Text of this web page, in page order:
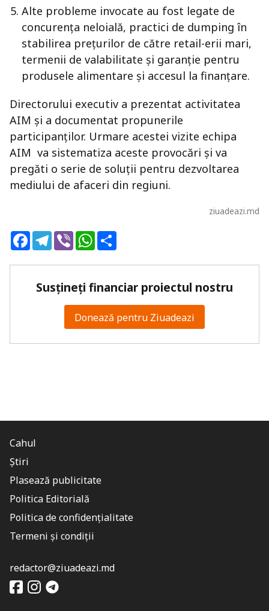
Alte probleme invocate au fost legate de
concurența neloială, practici de dumping în
stabilirea prețurilor de către retail-erii mari,
termenii de valabilitate și garanție pentru
produsele alimentare și accesul la finanțare.
Directorului executiv a prezentat activitatea
AIM și a documentat propunerile
participanților. Urmare acestei vizite echipa
AIM va sistematiza aceste provocări și va
pregăti o serie de soluții pentru dezvoltarea
mediului de afaceri din regiuni.
ziuadeazi.md
FacebookTelegram
ViberWhatsApp
Susțineți financiar proiectul nostru
Donează pentru Ziuadeazi
Cahul
Știri
Plasează publicitate
Politica Editorială
Politica de confidențialitate
Termeni și condiții
redactor@ziuadeazi.md